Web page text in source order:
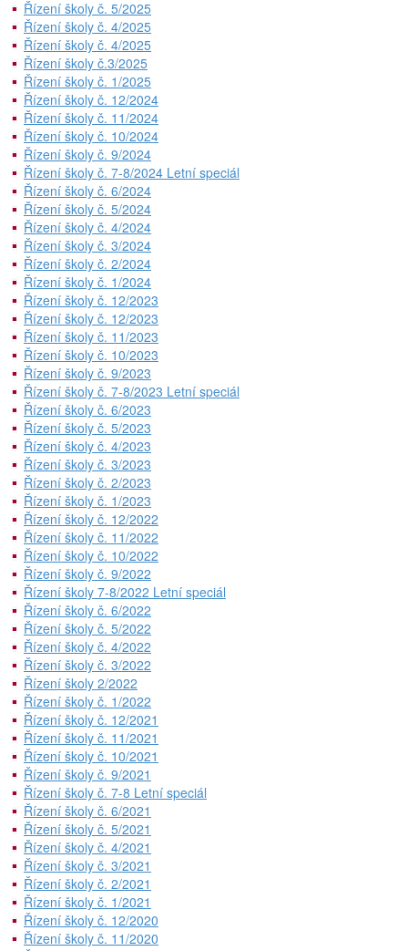
Řízení školy č. 5/2025
Řízení školy č. 4/2025
Řízení školy č. 4/2025
Řízení školy č.3/2025
Řízení školy č. 1/2025
Řízení školy č. 12/2024
Řízení školy č. 11/2024
Řízení školy č. 10/2024
Řízení školy č. 9/2024
Řízení školy č. 7-8/2024 Letní speciál
Řízení školy č. 6/2024
Řízení školy č. 5/2024
Řízení školy č. 4/2024
Řízení školy č. 3/2024
Řízení školy č. 2/2024
Řízení školy č. 1/2024
Řízení školy č. 12/2023
Řízení školy č. 12/2023
Řízení školy č. 11/2023
Řízení školy č. 10/2023
Řízení školy č. 9/2023
Řízení školy č. 7-8/2023 Letní speciál
Řízení školy č. 6/2023
Řízení školy č. 5/2023
Řízení školy č. 4/2023
Řízení školy č. 3/2023
Řízení školy č. 2/2023
Řízení školy č. 1/2023
Řízení školy č. 12/2022
Řízení školy č. 11/2022
Řízení školy č. 10/2022
Řízení školy č. 9/2022
Řízení školy 7-8/2022 Letní speciál
Řízení školy č. 6/2022
Řízení školy č. 5/2022
Řízení školy č. 4/2022
Řízení školy č. 3/2022
Řízení školy 2/2022
Řízení školy č. 1/2022
Řízení školy č. 12/2021
Řízení školy č. 11/2021
Řízení školy č. 10/2021
Řízení školy č. 9/2021
Řízení školy č. 7-8 Letní speciál
Řízení školy č. 6/2021
Řízení školy č. 5/2021
Řízení školy č. 4/2021
Řízení školy č. 3/2021
Řízení školy č. 2/2021
Řízení školy č. 1/2021
Řízení školy č. 12/2020
Řízení školy č. 11/2020